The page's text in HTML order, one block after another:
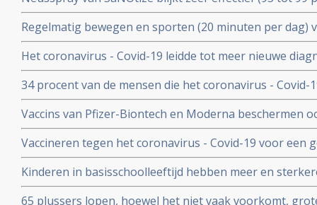
met het coronavirus - Covid-19 zowel bij lichte als
Regelmatig bewegen en sporten (20 minuten per
en leidt tot minder ziekenhuisopnames en sterfte door
Het coronavirus - Covid-19 leidde tot meer nieuwe
uitzaaiingen dan gebruikelijk. Ook werden
uitgesteld en onderbroken
34 procent van de mensen die het coronavirus -
problemen en werd een neurologische of
Vaccins van Pfizer-Biontech en Moderna beschermen
coronavirus aan anderen. Wie is gevaccineerd blijkt
anderen over te dragen
Vaccineren tegen het coronavirus - Covid-19 voor een
patienten en kan duizenden sterfgevallen
studie.
Kinderen in basisschoolleeftijd hebben meer en
besmet te zijn geweest met het coronavirus - Covid-19
65 plussers lopen, hoewel het niet vaak voorkomt,